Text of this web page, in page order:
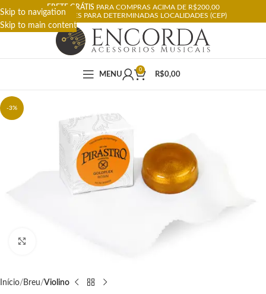
Skip to navigation
Skip to main content
FRETE GRÁTIS PARA COMPRAS ACIMA DE R$200,00
RESTRIÇÕES PARA DETERMINADAS LOCALIDADES (CEP)
MENU
0
R$0,00
-3%
Início Breu Violino